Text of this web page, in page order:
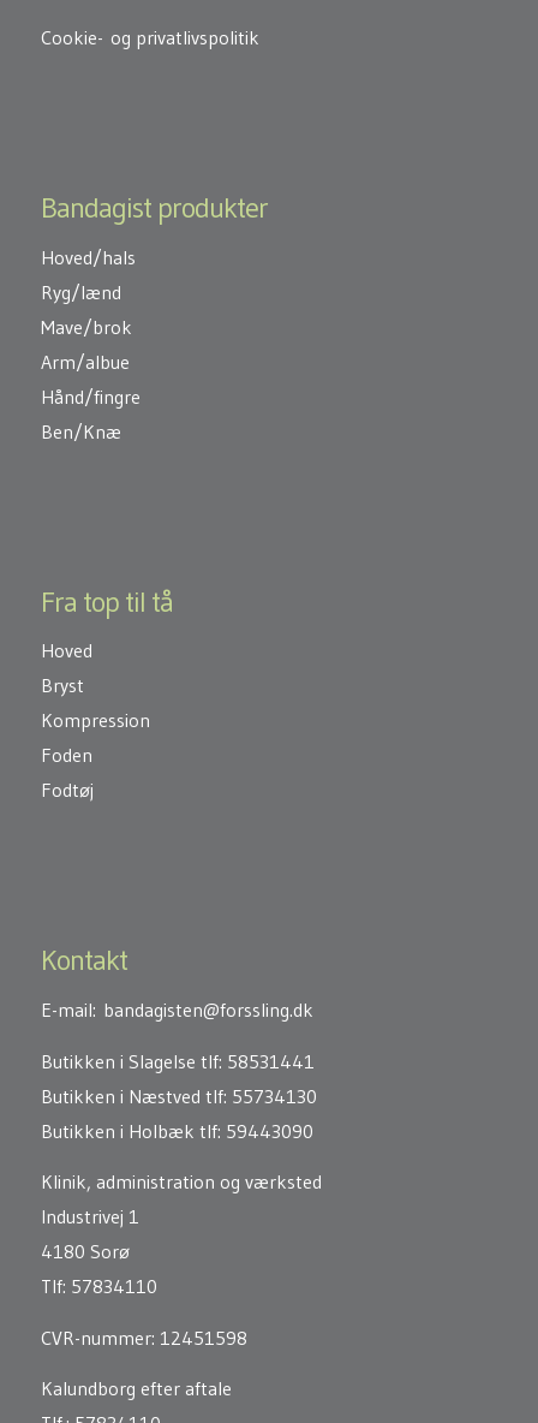
Cookie- og privatlivspolitik
Bandagist produkter
Hoved/hals
Ryg/lænd
Mave/brok
Arm/albue
Hånd/fingre
Ben/Knæ
Fra top til tå
Hoved
Bryst
Kompression
Foden
Fodtøj
Kontakt
E-mail: bandagisten@forssling.dk
Butikken i Slagelse tlf: 58531441
Butikken i Næstved tlf: 55734130
Butikken i Holbæk tlf: 59443090
Klinik, administration og værksted
Industrivej 1
4180 Sorø
Tlf: 57834110
CVR-nummer: 12451598
Kalundborg efter aftale